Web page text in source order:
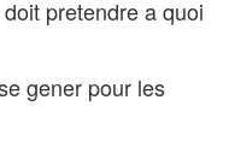
pretendre a quoi
gener pour les